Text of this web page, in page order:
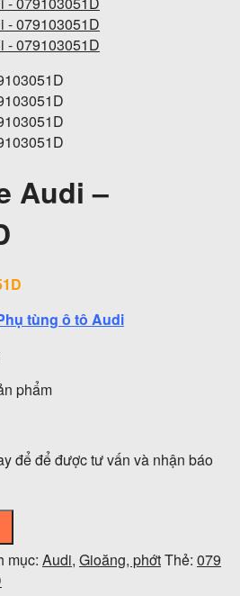
Audi –
tùng ô tô Audi
phẩm
để để được tư vấn và nhận báo
mục: Audi, Gioăng, phớtThẻ: 079